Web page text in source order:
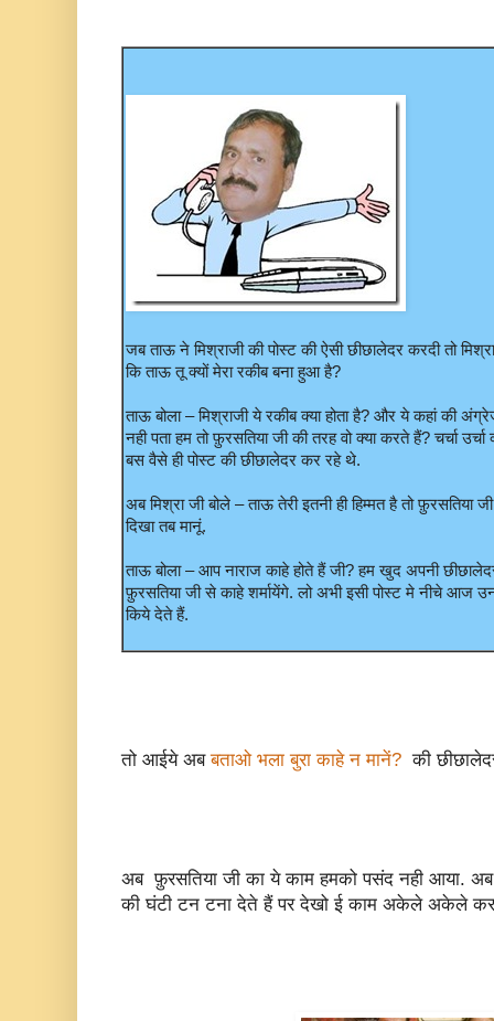
जब ताऊ ने मिश्राजी की पोस्ट की ऐसी छीछालेदर करदी तो
कि ताऊ तू क्यों मेरा रकीब बना हुआ है?
ताऊ बोला – मिश्राजी ये रकीब क्या होता है? और ये कहां की
नही पता हम तो फ़ुरसतिया जी की तरह वो क्या करते हैं? चर्चा उर्चा
बस वैसे ही पोस्ट की छीछालेदर कर रहे थे.
अब मिश्रा जी बोले – ताऊ तेरी इतनी ही हिम्मत है तो फ़ुरसतिया
दिखा तब मानूं.
ताऊ बोला – आप नाराज काहे होते हैं जी? हम खुद अपनी
फ़ुरसतिया जी से काहे शर्मायेंगे. लो अभी इसी पोस्ट मे नीचे आज
किये देते हैं.
तो आईये अबबताओ भला बुरा काहे न मानें? की
अब फ़ुरसतिया जी का ये काम हमको पसंद नही आया.
की घंटी टन टना देते हैं पर देखो ई काम अकेले अकेले